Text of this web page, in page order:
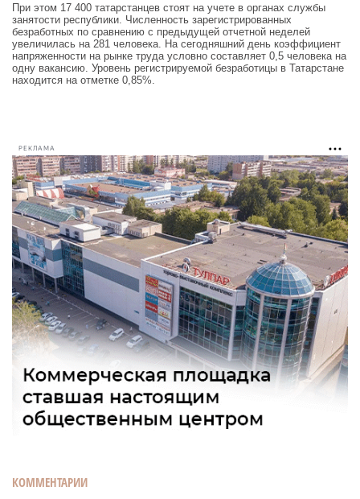
При этом 17 400 татарстанцев стоят на учете в органах службы
занятости республики. Численность зарегистрированных
безработных по сравнению с предыдущей отчетной неделей
увеличилась на 281 человека. На сегодняшний день коэффициент
напряженности на рынке труда условно составляет 0,5 человека на
одну вакансию. Уровень регистрируемой безработицы в Татарстане
находится на отметке 0,85%.
РЕКЛАМА
КОММЕНТАРИИ